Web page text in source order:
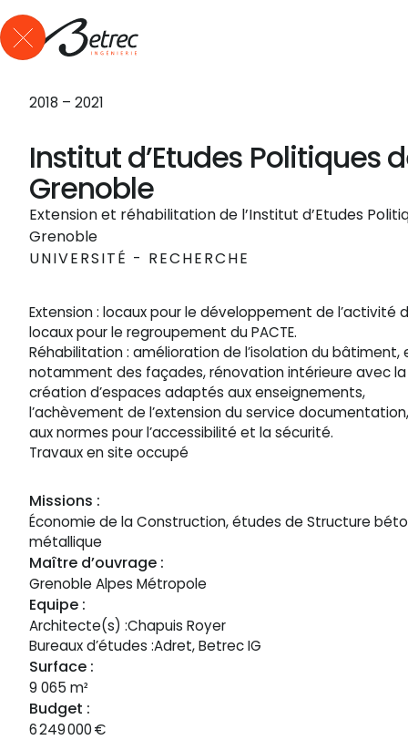
Qui sommes-nous ?
2018 – 2021
Institut d’Etudes Politiques
Grenoble
Extension et réhabilitation de l’Institut d’Etudes
Grenoble
UNIVERSITÉ - RECHERCHE
Extension : locaux pour le développement de l’activité
locaux pour le regroupement du PACTE.
Réhabilitation : amélioration de l’isolation du bâtiment,
notamment des façades, rénovation intérieure avec la
création d’espaces adaptés aux enseignements,
l’achèvement de l’extension du service
aux normes pour l’accessibilité et la sécurité.
Travaux en site occupé
Missions :
Économie de la Construction, études de Structure
métallique
Maître d’ouvrage :
Grenoble Alpes Métropole
Equipe :
Architecte(s) :Chapuis Royer
Bureaux d’études :Adret, Betrec IG
Surface :
9 065 m²
Budget :
6 249 000€